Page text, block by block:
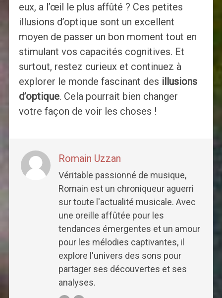
eux, a l’œil le plus affûté ? Ces petites
illusions d’optique sont un excellent
moyen de passer un bon moment tout en
stimulant vos capacités cognitives. Et
surtout, restez curieux et continuez à
explorer le monde fascinant des illusions
d’optique. Cela pourrait bien changer
votre façon de voir les choses !
Romain Uzzan
Véritable passionné de musique,
Romain est un chroniqueur aguerri
sur toute l'actualité musicale. Avec
une oreille affûtée pour les
tendances émergentes et un amour
pour les mélodies captivantes, il
explore l'univers des sons pour
partager ses découvertes et ses
analyses.